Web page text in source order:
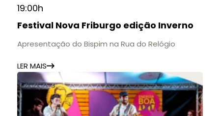
19:00h
Festival Nova Friburgo edição Inverno
Apresentação do Bispim na Rua do Relógio
LER MAIS